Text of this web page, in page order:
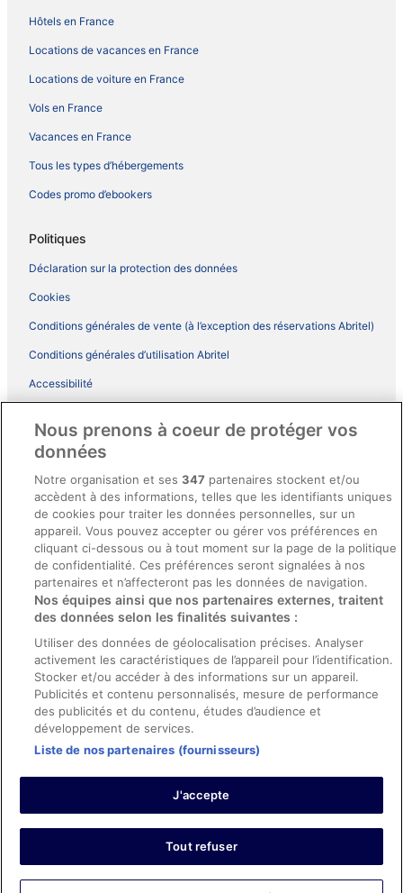
Hôtels en France
Locations de vacances en France
Locations de voiture en France
Vols en France
Vacances en France
Tous les types d’hébergements
Codes promo d’ebookers
Politiques
Déclaration sur la protection des données
Cookies
Conditions générales de vente (à l’exception des réservations Abritel)
Conditions générales d’utilisation Abritel
Accessibilité
Conditions générales du programme BONUS+ d’ebookers
Directives de contenu et signalement de contenus
Aide
Soutien
Annuler votre réservation d’hôtel ou de propriété de vacances
Échéances de remboursement
Utiliser un coupon ebookers
Electron, CartaSi, Carte Bleue, PayPal et Eurocard.
© 2026 Expedia, Inc., une entreprise d’Expedia Group. Tous droits
réservés. ebookers et le logo ebookers sont des marques
commerciales ou des marques déposées d’Expedia, Inc.
Nous prenons à coeur de protéger vos
données
Notre organisation et ses347 partenaires stockent et/ou
accèdent à des informations, telles que les identifiants uniques
de cookies pour traiter les données personnelles, sur un
appareil. Vous pouvez accepter ou gérer vos préférences en
cliquant ci-dessous ou à tout moment sur la page de la politique
de confidentialité. Ces préférences seront signalées à nos
partenaires et n’affecteront pas les données de navigation.
Nos équipes ainsi que nos partenaires externes, traitent
des données selon les finalités suivantes :
Utiliser des données de géolocalisation précises. Analyser
activement les caractéristiques de l’appareil pour l’identification.
Stocker et/ou accéder à des informations sur un appareil.
Publicités et contenu personnalisés, mesure de performance
des publicités et du contenu, études d’audience et
développement de services.
Liste de nos partenaires (fournisseurs)
J'accepte
Tout refuser